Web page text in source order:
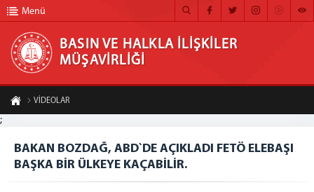
BASIN VE HALKLA İLİŞKİLER MÜŞAVİRLİĞİ
ANA SAYFA
MÜŞAVİRLİĞİMİZ
HABER ARŞİVİ
Menü
BASIN VE HALKLA İLİŞKİLER
MÜŞAVİRLİĞİ
VİDEOLAR
Paylaş A-
;
BAKAN BOZDAĞ, ABD`DE AÇIKLADI FETÖ ELEBAŞI
BAŞKA BİR ÜLKEYE KAÇABİLİR.